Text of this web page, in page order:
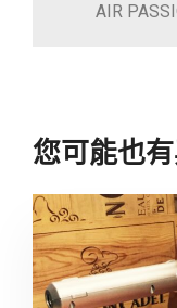
AIR
您可能也